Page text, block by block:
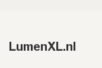
LumenXL.nl